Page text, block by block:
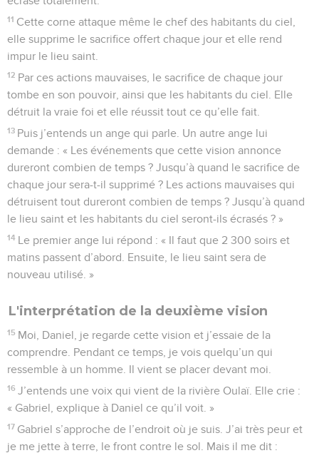
11 Cette corne attaque même le chef des habitants du ciel,
elle supprime le sacrifice offert chaque jour et elle rend
impur le lieu saint.
12 Par ces actions mauvaises, le sacrifice de chaque jour
tombe en son pouvoir, ainsi que les habitants du ciel. Elle
détruit la vraie foi et elle réussit tout ce qu’elle fait.
13 Puis j’entends un ange qui parle. Un autre ange lui
demande : « Les événements que cette vision annonce
dureront combien de temps ? Jusqu’à quand le sacrifice de
chaque jour sera-t-il supprimé ? Les actions mauvaises qui
détruisent tout dureront combien de temps ? Jusqu’à quand
le lieu saint et les habitants du ciel seront-ils écrasés ? »
14 Le premier ange lui répond : « Il faut que 2 300 soirs et
matins passent d’abord. Ensuite, le lieu saint sera de
nouveau utilisé. »
L'interprétation de la deuxième vision
15 Moi, Daniel, je regarde cette vision et j’essaie de la
comprendre. Pendant ce temps, je vois quelqu’un qui
ressemble à un homme. Il vient se placer devant moi.
16 J’entends une voix qui vient de la rivière Oulaï. Elle crie :
« Gabriel, explique à Daniel ce qu’il voit. »
17 Gabriel s’approche de l’endroit où je suis. J’ai très peur et
je me jette à terre, le front contre le sol. Mais il me dit :